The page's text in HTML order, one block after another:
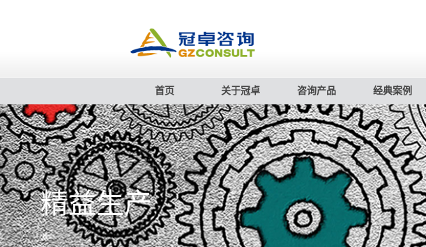
首页 关于冠卓 咨询产品 经典案例
精益生产